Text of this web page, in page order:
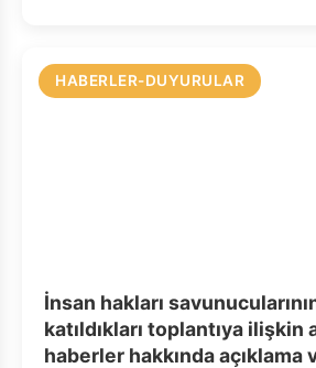
HABERLER-DUYURULAR
İnsan hakları
katıldıkları toplantıya ilişkin
haberler hakkında açıklama